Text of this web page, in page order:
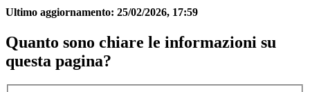
Ultimo aggiornamento: 25/02/2026, 17:59
Quanto sono chiare le informazioni su
questa pagina?